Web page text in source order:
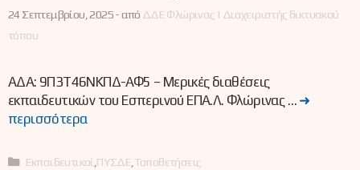
24 Σεπτεμβρίου, 2025 -από ΔΔΕ Φλώρινας | Διαχειριστής δικτυακού
τόπου
ΑΔΑ: 9Π3Τ46ΝΚΠΔ-ΑΦ5 – Μερικές διαθέσεις
εκπαιδευτικών του Εσπερινού ΕΠΑ.Λ. Φλώρινας … ➜
περισσότερα
Κατηγορίες
Εκπαιδευτικοί ΠΥΣΔΕ Τοποθετήσεις